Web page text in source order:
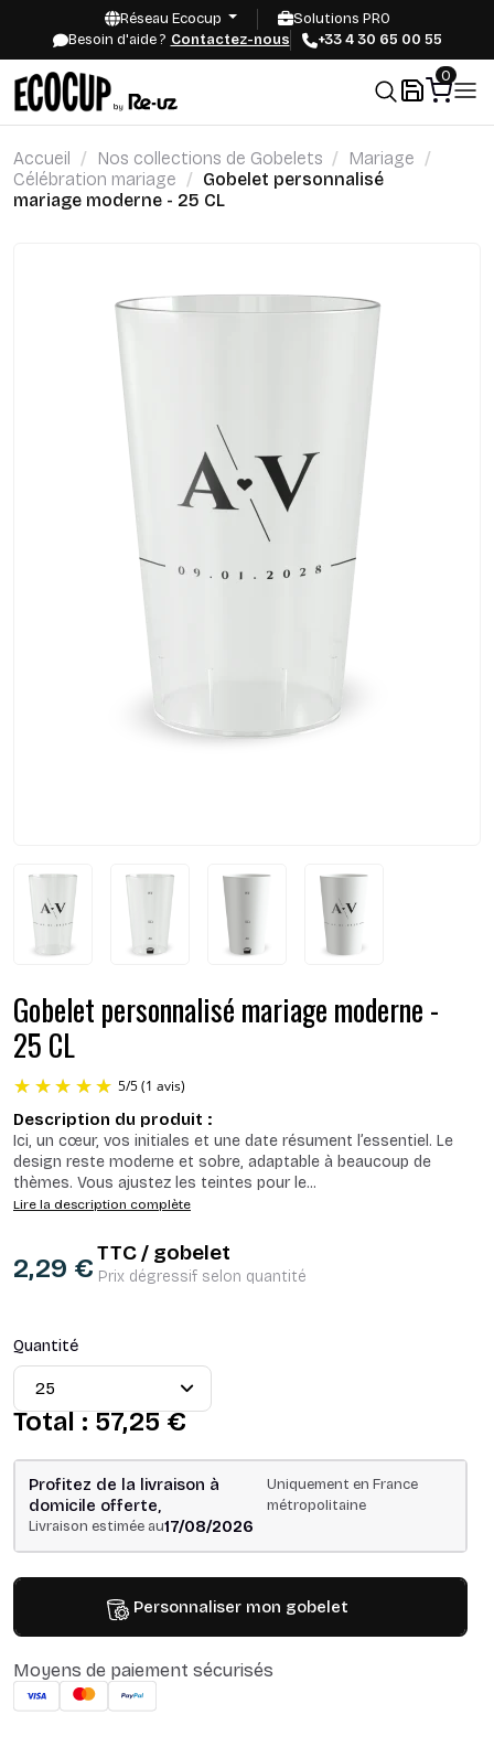
Réseau Ecocup
Solutions PRO
Besoin d'aide ? Contactez-nous +33 4 30 65 00 55
0
Accueil Nos collections de Gobelets
Mariage
Célébration mariage
Gobelet personnalisé
mariage moderne - 25 CL
Gobelet personnalisé mariage moderne -
25 CL
5/5 (1 avis)
Description du produit :
Ici, un cœur, vos initiales et une date résument l’essentiel. Le
design reste moderne et sobre, adaptable à beaucoup de
thèmes. Vous ajustez les teintes pour le...
Lire la description complète
2,29 €
TTC / gobelet
Prix dégressif selon quantité
Quantité
Total : 57,25 €
Profitez de la livraison à
domicile offerte,
Uniquement en France
métropolitaine
Livraison estimée au17/08/2026
Personnaliser mon gobelet
Moyens de paiement sécurisés